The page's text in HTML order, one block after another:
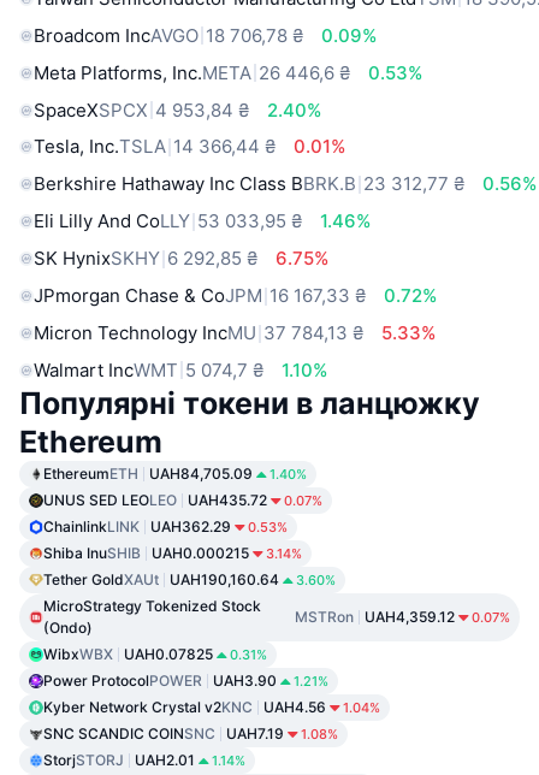
Broadcom IncAVGO 18 706,78 ₴
0.09%
Meta Platforms, Inc.META 26 446,6 ₴
0.53%
SpaceXSPCX 4 953,84 ₴
2.40%
Tesla, Inc.TSLA 14 366,44 ₴
0.01%
Berkshire Hathaway Inc Class BBRK.B 23 312,77 ₴
0.56%
Eli Lilly And CoLLY 53 033,95 ₴
1.46%
SK HynixSKHY 6 292,85 ₴
6.75%
JPmorgan Chase & CoJPM 16 167,33 ₴
0.72%
Micron Technology IncMU 37 784,13 ₴
5.33%
Walmart IncWMT 5 074,7 ₴ 1.10%
Популярні токени в ланцюжку
Ethereum
EthereumETH UAH84,705.09 1.40%
UNUS SED LEOLEO UAH435.72 0.07%
ChainlinkLINK UAH362.29 0.53%
Shiba InuSHIB UAH0.000215 3.14%
Tether GoldXAUt UAH190,160.64 3.60%
MicroStrategy Tokenized Stock
(Ondo)
MSTRon UAH4,359.12 0.07%
WibxWBX UAH0.07825 0.31%
Power ProtocolPOWER UAH3.90 1.21%
Kyber Network Crystal v2KNC UAH4.56 1.04%
SNC SCANDIC COINSNC UAH7.19 1.08%
StorjSTORJ UAH2.01 1.14%